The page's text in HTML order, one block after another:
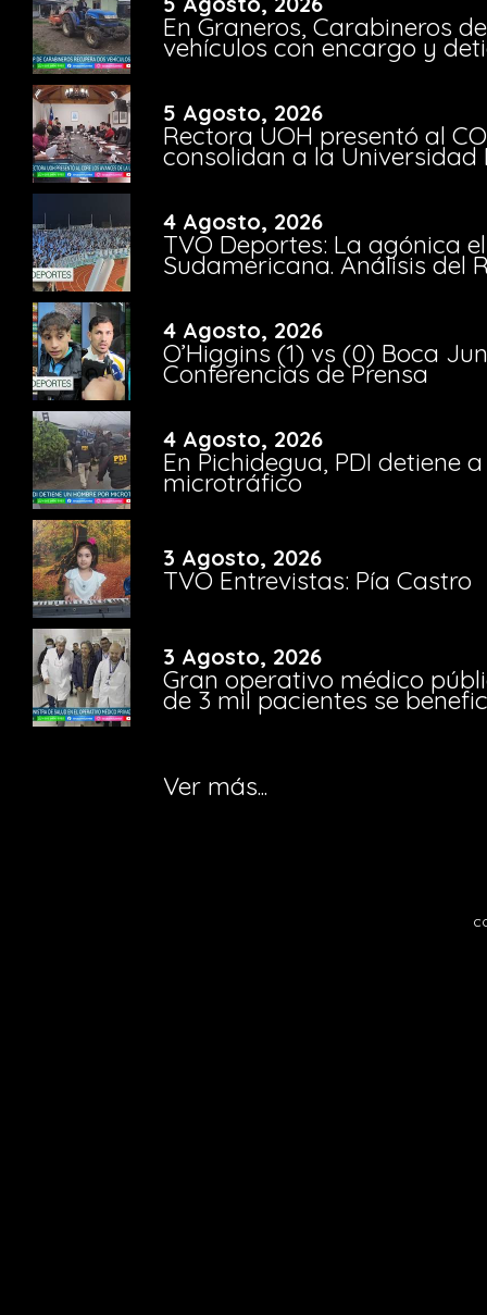
En Graneros, Carabineros
vehículos con encargo y
5 Agosto, 2026
Rectora UOH presentó al
consolidan a la Universidad
4 Agosto, 2026
TVO Deportes: La agónica
Sudamericana. Análisis del
4 Agosto, 2026
O’Higgins (1) vs (0) Boca
Conferencias de Prensa
4 Agosto, 2026
En Pichidegua, PDI detiene
microtráfico
3 Agosto, 2026
TVO Entrevistas: Pía Castro
3 Agosto, 2026
Gran operativo médico
de 3 mil pacientes se
Ver más...